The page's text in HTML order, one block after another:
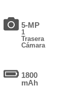
5-MP
1
Trasera
Cámara
1800
mAh